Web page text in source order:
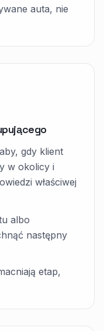
auta, nie
gdy klient
w okolicy i
właściwej
albo
następny
etap,